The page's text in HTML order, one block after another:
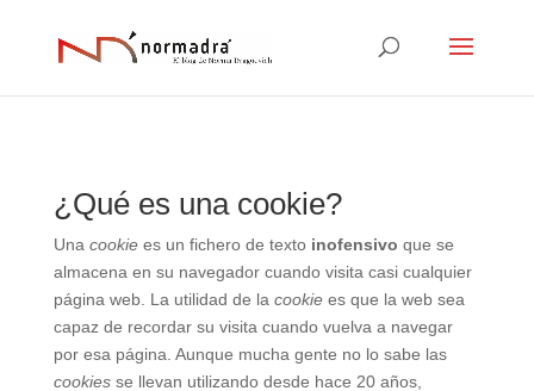
¿Qué es una cookie?
Una cookiees un fichero de texto inofensivo que se
almacena en su navegador cuando visita casi cualquier
página web. La utilidad de la cookiees que la web sea
capaz de recordar su visita cuando vuelva a navegar
por esa página. Aunque mucha gente no lo sabe las
cookiesse llevan utilizando desde hace 20 años,